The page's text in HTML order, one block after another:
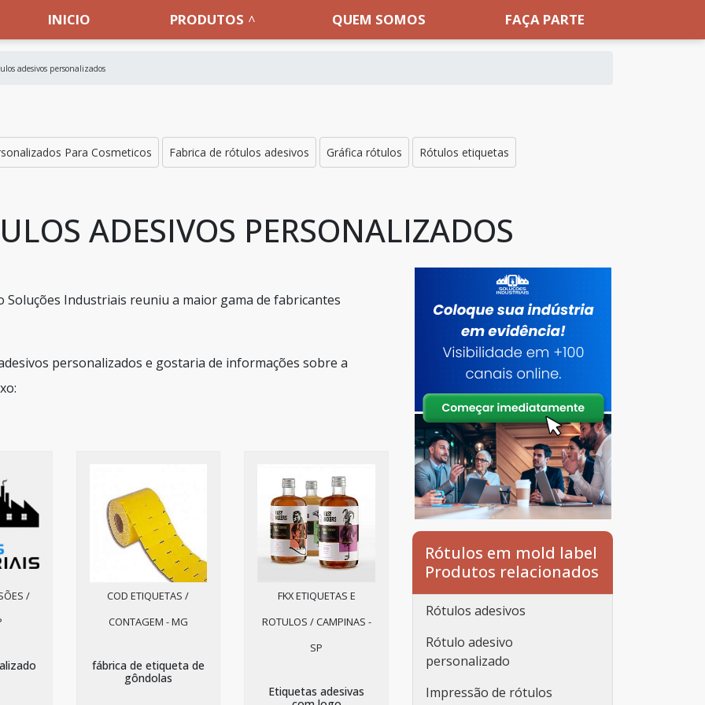
INICIO PRODUTOS QUEM SOMOS FAÇA PARTE
adesivos personalizados
Para Cosmeticos Fabrica de rótulos adesivos Gráfica rótulos Rótulos etiquetas
ADESIVOS PERSONALIZADOS
Soluções Industriais reuniu a maior gama de fabricantes
personalizados e gostaria de informações sobre a
/
COD ETIQUETAS /
CONTAGEM - MG
fábrica de etiqueta de
gôndolas
FKX ETIQUETAS E
ROTULOS / CAMPINAS -
SP
Etiquetas adesivas
Rótulos em mold label
Produtos relacionados
Rótulos adesivos
Rótulo adesivo
personalizado
Impressão de rótulos